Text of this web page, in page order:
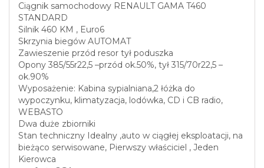
Ciągnik samochodowy RENAULT GAMA T460
STANDARD
Silnik 460 KM , Euro6
Skrzynia biegów AUTOMAT
Zawieszenie przód resor tył poduszka
Opony 385/55r22,5 –przód ok.50%, tył 315/70r22,5 –
ok.90%
Wyposażenie: Kabina sypialniana,2 łóżka do
wypoczynku, klimatyzacja, lodówka, CD i CB radio,
WEBASTO
Dwa duże zbiorniki
Stan techniczny Idealny ,auto w ciągłej eksploatacji, na
bieżąco serwisowane, Pierwszy właściciel , Jeden
Kierowca